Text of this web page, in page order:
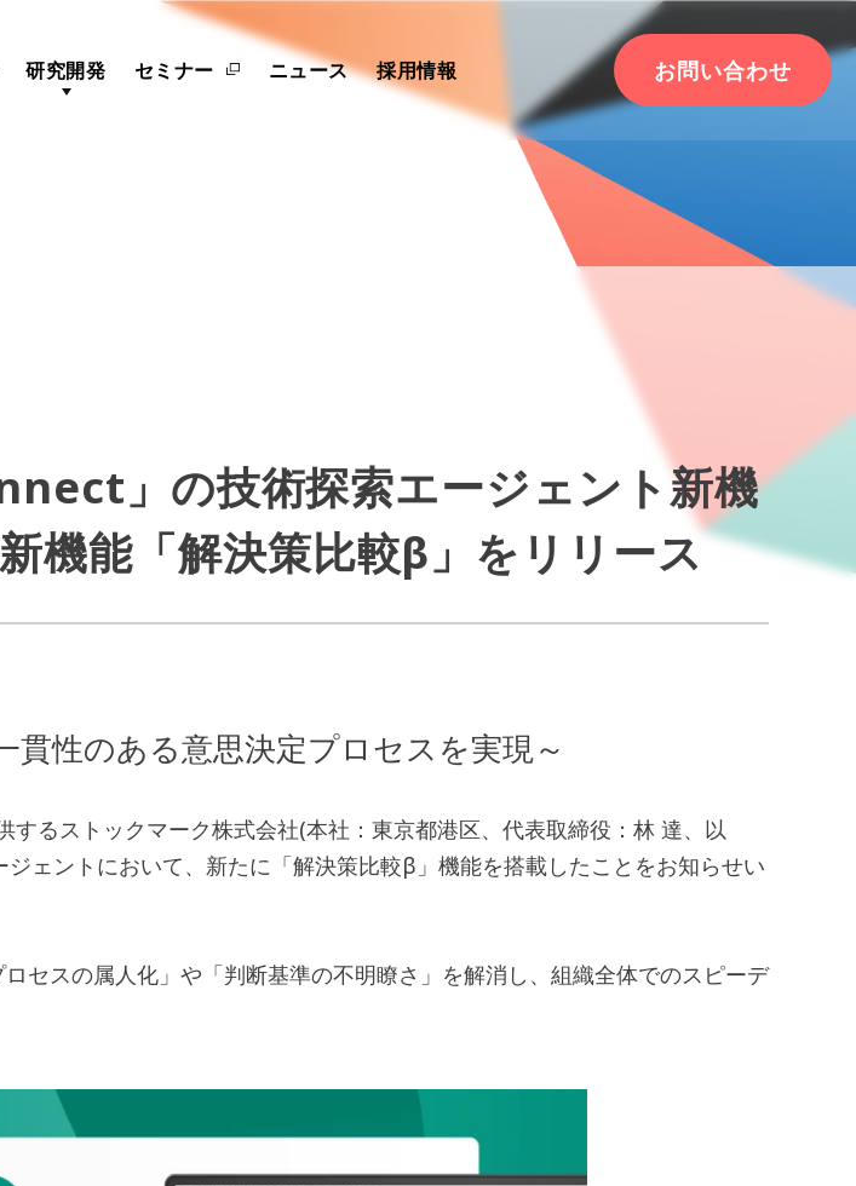
研究開発 セミナー ニュース 採用情報 お問い合わせ
」の技術探索エージェント新機
機能「解決策比較β」をリリース
性のある意思決定プロセスを実現～
るストックマーク株式会社(本社：東京都港区、代表取締役：林 達、以
ェントにおいて、新たに「解決策比較β」機能を搭載したことをお知らせい
セスの属人化」や「判断基準の不明瞭さ」を解消し、組織全体でのスピーデ